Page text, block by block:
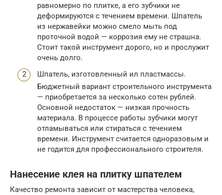
равномерно по плитке, а его зубчики не
деформируются с течением времени. Шпатель
из нержавейки можно смело мыть под
проточной водой — коррозия ему не страшна.
Стоит такой инструмент дорого, но и прослужит
очень долго.
Шпатель, изготовленный ил пластмассы.
Бюджетный вариант строительного инструмента
— приобретается за несколько сотен рублей.
Основной недостаток — низкая прочность
материала. В процессе работы зубчики могут
отламываться или стираться с течением
времени. Инструмент считается одноразовым и
не годится для профессионального строителя.
Нанесение клея на плитку шпателем
Качество ремонта зависит от мастерства человека,